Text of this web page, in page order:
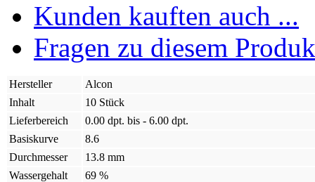
Kunden kauften auch ...
Fragen zu diesem
Hersteller
Alcon
Inhalt
10 Stück
Lieferbereich
0.00 dpt. bis - 6.00 dpt.
Basiskurve
8.6
Durchmesser
13.8 mm
Wassergehalt
69 %